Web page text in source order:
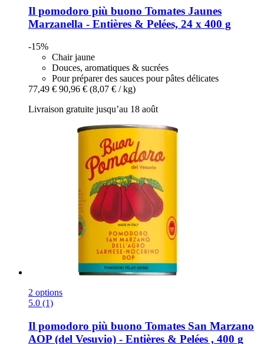
Il pomodoro più buono Tomates Jaunes
Marzanella -​ Entières & Pelées, 24 x 400 g
-15%
Chair jaune
Douces, aromatiques & sucrées
Pour préparer des sauces pour pâtes délicates
77,49 € 90,96 € (8,07 € / kg)
Livraison gratuite jusqu’au 18 août
2 options
5.0 (1)
Il pomodoro più buono Tomates San Marzano
AOP (del Vesuvio) -​ Entières & Pelées , 400 g